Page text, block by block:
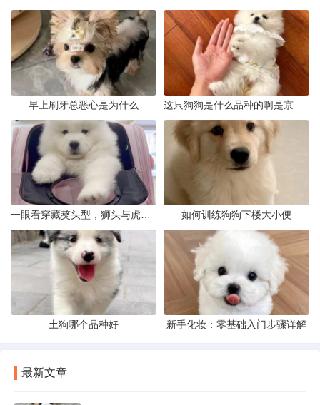
早上刷牙总恶心是为什么
如何训练狗狗下楼大小便
土狗哪个品种好 新手化妆：零基础入门步骤详解
最新文章